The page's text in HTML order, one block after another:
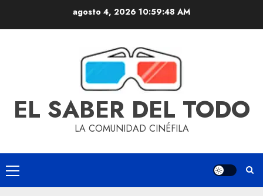
agosto 4, 2026 10:59:48 AM
EL SABER DEL TODO
LA COMUNIDAD CINÉFILA